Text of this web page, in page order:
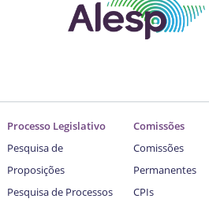
Processo Legislativo
Pesquisa de
Proposições
Pesquisa de Processos
Comissões
Comissões
Permanentes
CPIs